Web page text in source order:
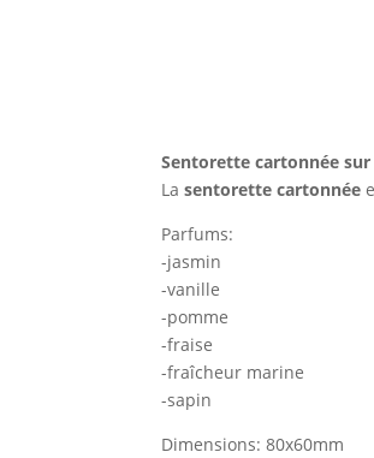
Sentorette cartonnée
Lasentorette cartonnée
Parfums:
-jasmin
-vanille
-pomme
-fraise
-fraîcheur marine
-sapin
Dimensions: 80x60mm